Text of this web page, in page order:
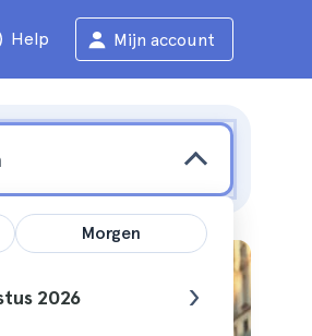
Help Mijn account
Morgen
2026